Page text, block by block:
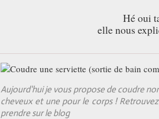
Hé oui
elle nous
Aujourd'hui je vous propose de coudre
cheveux et une pour le corps !
prendre sur le blog